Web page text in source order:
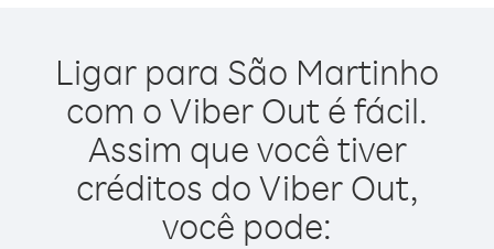
Ligar para São Martinho
com o Viber Out é fácil.
Assim que você tiver
créditos do Viber Out,
você pode: